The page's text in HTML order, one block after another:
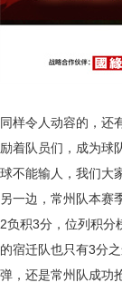
同样令人动容的，还
励着队员们，成为球
球不能输人，我们大
另一边，常州队本赛
2负积3分，位列积分
的宿迁队也只有3分
弹，还是常州队成功